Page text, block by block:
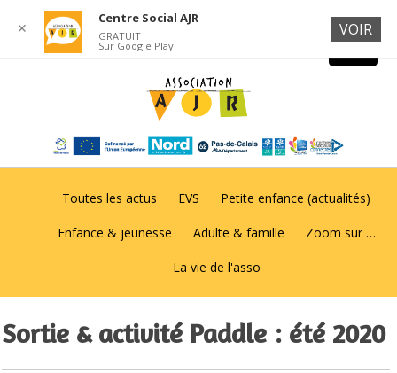
Toutes les actus EVS Petite enfance (actualités)
Enfance & jeunesse Adulte & famille Zoom sur …
La vie de l'asso
Sortie & activité Paddle : été 2020
✕
Centre Social AJR
GRATUIT
Sur Google Play
VOIR